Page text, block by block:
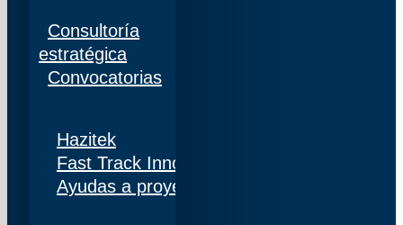
Consultoría
estratégica
Convocatorias
Hazitek
Fast Track Innobideak
Ayudas a proyectos de I+D+i en Navarra